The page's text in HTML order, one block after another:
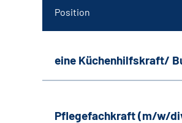
Position
eine Küchenhilfskraft/
Pflegefachkraft (m/w/